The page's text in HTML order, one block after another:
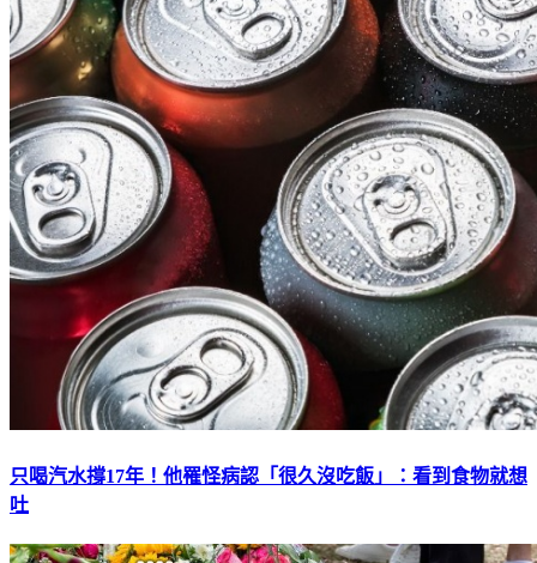
只喝汽水撐17年！他罹怪病認「很久沒吃飯」：看到食物就想
吐